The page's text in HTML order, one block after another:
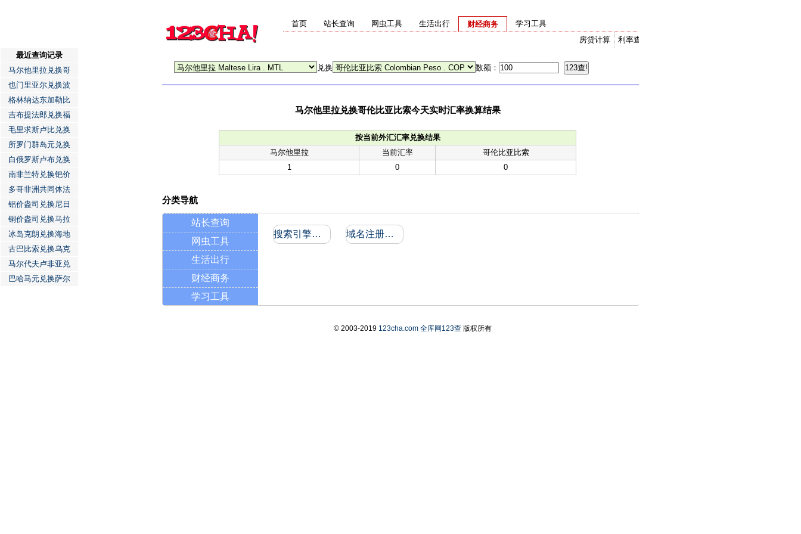
首页 站长查询 网虫工具 生活出行
财经商务
利率查询
房贷计算
学习工具
兑换 数额：
马尔他里拉兑换哥伦比亚比索今天实时汇率换算结果
按当前外汇汇率兑换结果
马尔他里拉
当前汇率
哥伦比亚比索
1
0 0
最近查询记录
马尔他里拉兑换哥
也门里亚尔兑换波
格林纳达东加勒比
吉布提法郎兑换福
毛里求斯卢比兑换
所罗门群岛元兑换
白俄罗斯卢布兑换
南非兰特兑换钯价
多哥非洲共同体法
铝价盎司兑换尼日
铜价盎司兑换马拉
冰岛克朗兑换海地
古巴比索兑换乌克
马尔代夫卢非亚兑
巴哈马元兑换萨尔
分类导航
站长查询
网虫工具
生活出行
财经商务
学习工具
搜索引擎收录和反向链接 域名注册信息
© 2003-2019 123cha.com 全库网123查版权所有